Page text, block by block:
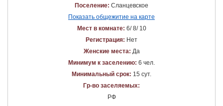
Поселение: Сланцевское
Показать общежитие на карте
Мест в комнате: 6/ 8/ 10
Регистрация: Нет
Женские места: Да
Минимум к заселению: 6 чел.
Минимальный срок: 15 сут.
Гр-во заселяемых:
РФ